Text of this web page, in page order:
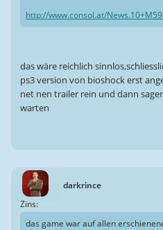
http://www.consol.at/
das wäre reichlich
ps3 version von bioshock erst
net nen trailer rein und dann
warten
darkrince
Zins:
das game war auf allen